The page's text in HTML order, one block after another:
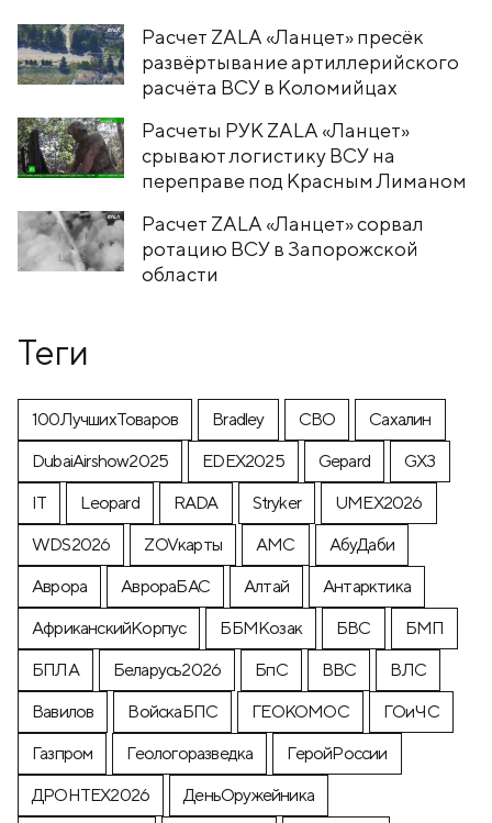
Расчет ZALA «Ланцет» пресёк
развёртывание артиллерийского
расчёта ВСУ в Коломийцах
Расчеты РУК ZALA «Ланцет»
срывают логистику ВСУ на
переправе под Красным Лиманом
Расчет ZALA «Ланцет» сорвал
ротацию ВСУ в Запорожской
области
Теги
100ЛучшихТоваров Bradley CВО
Cахалин
DubaiAirshow2025
EDEX2025 Gepard
GX3
IT
Leopard RADA Stryker
UMEX2026
WDS2026
ZOVкарты АМС
АбуДаби
Аврора
АврораБАС Алтай
Антарктика
АфриканскийКорпус
ББМКозак БВС
БМП
БПЛА
Беларусь2026 БпС ВВС
ВЛС
Вавилов
ВойскаБПС ГЕОКОМОС
ГОиЧС
Газпром
Геологоразведка
ГеройРоссии
ДРОНТЕХ2026
ДеньОружейника